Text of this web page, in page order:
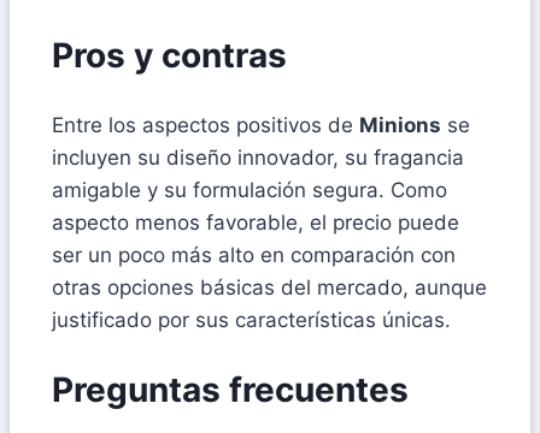
Pros y contras
Entre los aspectos positivos de Minions se
incluyen su diseño innovador, su fragancia
amigable y su formulación segura. Como
aspecto menos favorable, el precio puede
ser un poco más alto en comparación con
otras opciones básicas del mercado, aunque
justificado por sus características únicas.
Preguntas frecuentes